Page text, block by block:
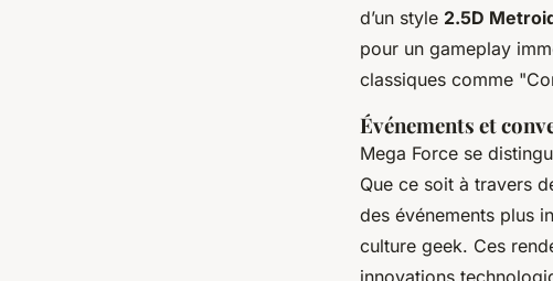
d’un style 2.5D
pour un gameplay
classiques comme
Événements et
Mega Force se
Que ce soit à travers
des événements plus
culture geek. Ces